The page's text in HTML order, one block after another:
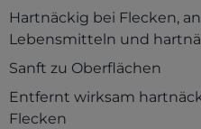
Hartnäckig bei Flecken,
Lebensmitteln und
Sanft zu Oberflächen
Entfernt wirksam
Flecken